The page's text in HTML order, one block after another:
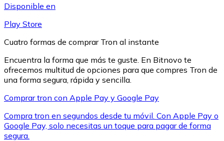
Disponible en
Play Store
Cuatro formas de comprar Tron al instante
Encuentra la forma que más te guste. En Bitnovo te
ofrecemos multitud de opciones para que compres Tron de
una forma segura, rápida y sencilla.
Comprar tron con Apple Pay y Google Pay
Compra tron en segundos desde tu móvil. Con Apple Pay o
Google Pay, solo necesitas un toque para pagar de forma
segura.